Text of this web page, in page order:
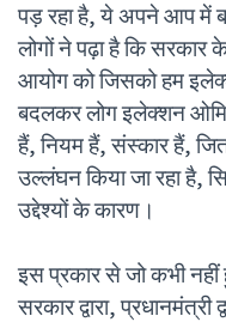
पड़ रहा है, ये अपने आप में
लोगों ने पढ़ा है कि सरकार
आयोग को जिसको हम
बदलकर लोग इलेक्शन
हैं, नियम हैं, संस्कार हैं,
उल्लंघन किया जा रहा है,
उद्देश्यों के कारण।
इस प्रकार से जो कभी
सरकार द्वारा, प्रधानमंत्री